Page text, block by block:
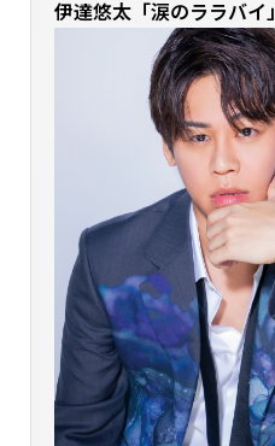
伊達悠太「涙のララバイ」